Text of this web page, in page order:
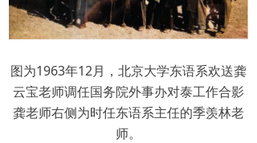
图为1963年12月，北京大学东语系欢送龚
云宝老师调任国务院外事办对泰工作合影
龚老师右侧为时任东语系主任的季羡林老
师。